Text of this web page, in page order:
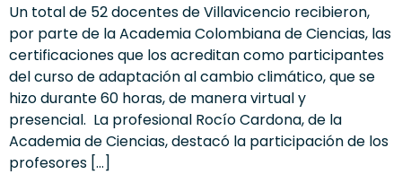
Un total de 52 docentes de Villavicencio recibieron,
por parte de la Academia Colombiana de Ciencias, las
certificaciones que los acreditan como participantes
del curso de adaptación al cambio climático, que se
hizo durante 60 horas, de manera virtual y
presencial. La profesional Rocío Cardona, de la
Academia de Ciencias, destacó la participación de los
profesores […]